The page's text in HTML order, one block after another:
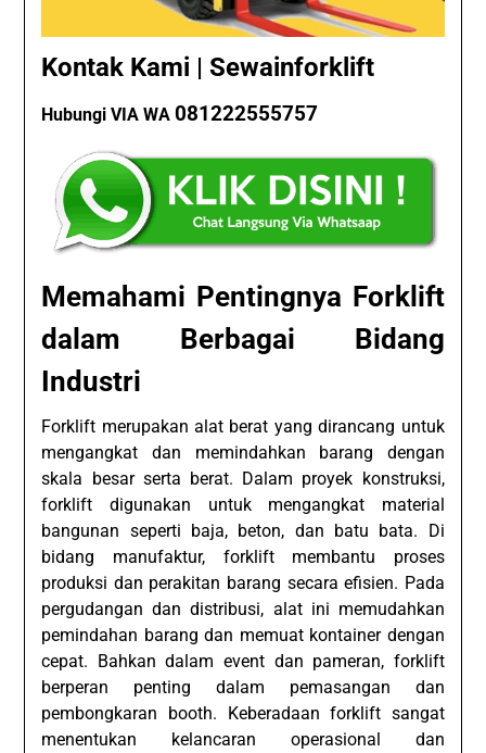
Kontak Kami | Sewainforklift
Hubungi VIA WA081222555757
Memahami Pentingnya Forklift
dalam Berbagai Bidang
Industri
Forklift merupakan alat berat yang dirancang untuk
mengangkat dan memindahkan barang dengan
skala besar serta berat. Dalam proyek konstruksi,
forklift digunakan untuk mengangkat material
bangunan seperti baja, beton, dan batu bata. Di
bidang manufaktur, forklift membantu proses
produksi dan perakitan barang secara efisien. Pada
pergudangan dan distribusi, alat ini memudahkan
pemindahan barang dan memuat kontainer dengan
cepat. Bahkan dalam event dan pameran, forklift
berperan penting dalam pemasangan dan
pembongkaran booth. Keberadaan forklift sangat
menentukan kelancaran operasional dan